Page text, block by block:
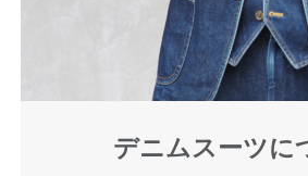
デニムスーツに